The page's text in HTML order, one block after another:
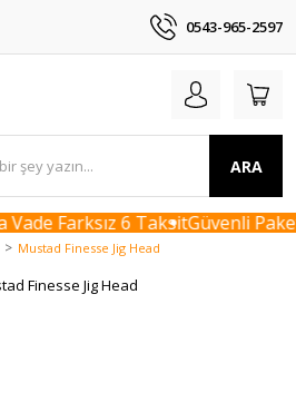
0543-965-2597
ARA
Farksız 6 TaksitGüvenli
Mustad Finesse Jig Head